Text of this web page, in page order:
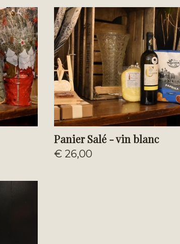
Panier Salé - vin blanc
€ 26,00